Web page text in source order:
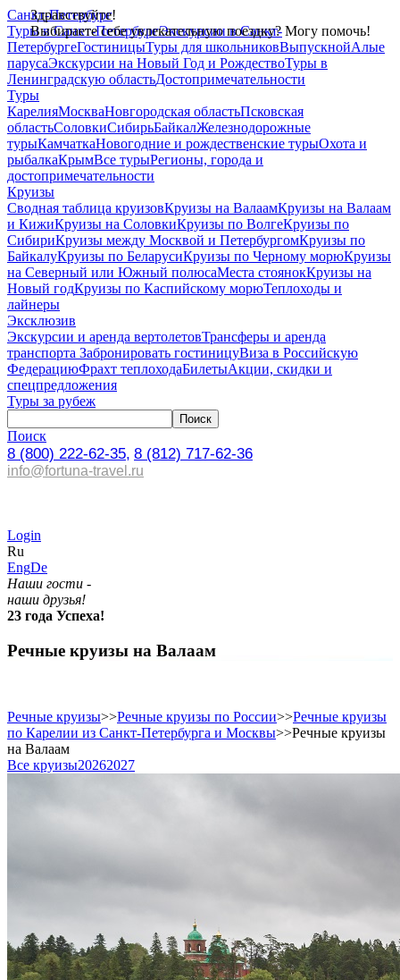
Здравствуйте!
Выбираете себе увлекательную поездку? Могу помочь!
Санкт-Петербург
Туры в Санкт-ПетербургЭкскурсии в Санкт-
ПетербургеГостиницыТуры для школьниковВыпускнойАлые
парусаЭкскурсии на Новый Год и РождествоТуры в
Ленинградскую областьДостопримечательности
Туры
КарелияМоскваНовгородская областьПсковская
областьСоловкиСибирьБайкалЖелезнодорожные
турыКамчаткаНовогодние и рождественские турыОхота и
рыбалкаКрымВсе турыРегионы, города и
достопримечательности
Круизы
Сводная таблица круизовКруизы на ВалаамКруизы на Валаам
и КижиКруизы на СоловкиКруизы по ВолгеКруизы по
СибириКруизы между Москвой и ПетербургомКруизы по
БайкалуКруизы по БеларусиКруизы по Черному морюКруизы
на Северный или Южный полюсаМеста стоянокКруизы на
Новый годКруизы по Каспийскому морюТеплоходы и
лайнеры
Эксклюзив
Экскурсии и аренда вертолетовТрансферы и аренда
транспорта Забронировать гостиницуВиза в Российскую
ФедерациюФрахт теплоходаБилетыАкции, скидки и
спецпредложения
Туры за рубеж
Поиск
8 (800) 222-62-35, 8 (812) 717-62-36
info@fortuna-travel.ru
Login
Ru
EngDe
Наши гости -
наши друзья!
23 года Успеха!
Речные круизы на Валаам
Речные круизы>>Речные круизы по России>>Речные круизы
по Карелии из Санкт-Петербурга и Москвы>>Речные круизы
на Валаам
Все круизы20262027